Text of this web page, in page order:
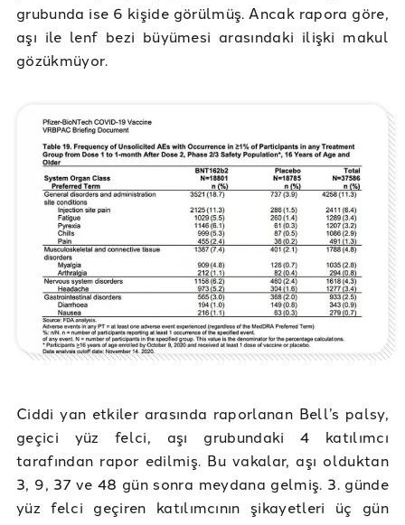
grubunda ise 6 kişide görülmüş. Ancak rapora göre,
aşı ile lenf bezi büyümesi arasındaki ilişki makul
gözükmüyor.
Ciddi yan etkiler arasında raporlanan Bell’s palsy,
geçici yüz felci, aşı grubundaki 4 katılımcı
tarafından rapor edilmiş. Bu vakalar, aşı olduktan
3, 9, 37 ve 48 gün sonra meydana gelmiş. 3. günde
yüz felci geçiren katılımcının şikayetleri üç gün